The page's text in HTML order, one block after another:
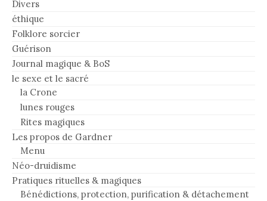
Divers
éthique
Folklore sorcier
Guérison
Journal magique & BoS
le sexe et le sacré
la Crone
lunes rouges
Rites magiques
Les propos de Gardner
Menu
Néo-druidisme
Pratiques rituelles & magiques
Bénédictions, protection, purification & détachement